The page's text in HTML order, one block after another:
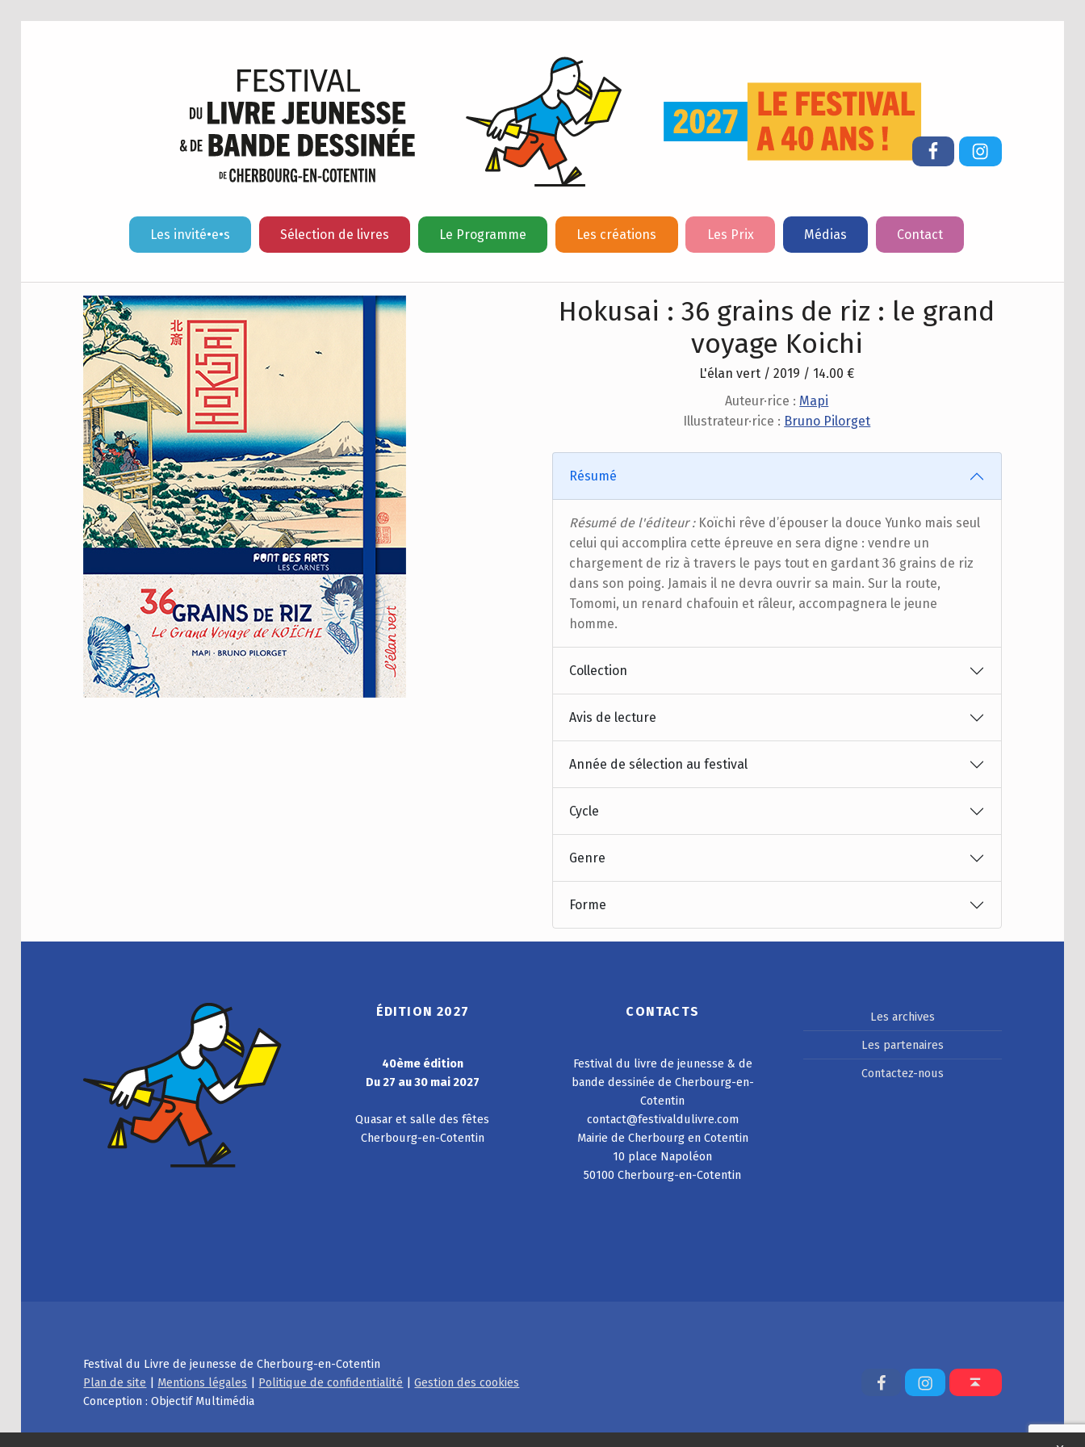
Les invité•e•s Sélection de livres Le Programme Les créations Les Prix Médias Contact
FacebookInstagram
Hokusai : 36 grains de riz : le grand
voyage Koichi
L'élan vert / 2019 / 14.00 €
Auteur·rice : Mapi
Illustrateur·rice : Bruno Pilorget
Résumé
Résumé de l'éditeur :Koïchi rêve d’épouser la douce Yunko mais seul
celui qui accomplira cette épreuve en sera digne : vendre un
chargement de riz à travers le pays tout en gardant 36 grains de riz
dans son poing. Jamais il ne devra ouvrir sa main. Sur la route,
Tomomi, un renard chafouin et râleur, accompagnera le jeune
homme.
Collection
Avis de lecture
Année de sélection au festival
Cycle
Genre
Forme
ÉDITION 2027
40ème édition
Du 27 au 30 mai 2027
Quasar et salle des fêtes
Cherbourg-en-Cotentin
CONTACTS
Festival du livre de jeunesse & de
bande dessinée de Cherbourg-en-
Cotentin
contact@festivaldulivre.com
Mairie de Cherbourg en Cotentin
10 place Napoléon
50100 Cherbourg-en-Cotentin
Les archives
Les partenaires
Contactez-nous
Festival du Livre de jeunesse de Cherbourg-en-Cotentin
Plan de site | Mentions légales | Politique de confidentialité |Gestion des cookies
Conception : Objectif Multimédia
FacebookInstagramBack to top ↑